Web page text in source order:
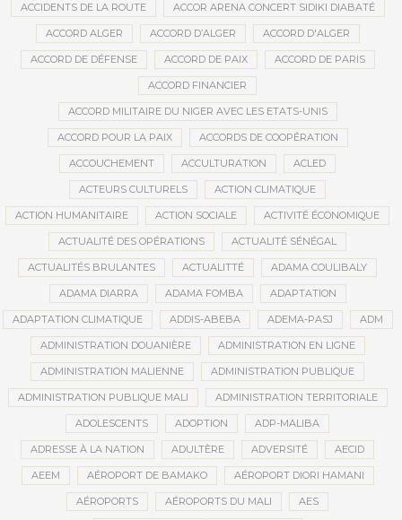
ACCIDENTS DE LA ROUTE ACCOR ARENA CONCERT SIDIKI DIABATÉ
ACCORD ALGER ACCORD D’ALGER ACCORD D'ALGER
ACCORD DE DÉFENSE ACCORD DE PAIX ACCORD DE PARIS
ACCORD FINANCIER
ACCORD MILITAIRE DU NIGER AVEC LES ETATS-UNIS
ACCORD POUR LA PAIX ACCORDS DE COOPÉRATION
ACCOUCHEMENT ACCULTURATION ACLED
ACTEURS CULTURELS ACTION CLIMATIQUE
ACTION HUMANITAIRE ACTION SOCIALE ACTIVITÉ ÉCONOMIQUE
ACTUALITÉ DES OPÉRATIONS ACTUALITÉ SÉNÉGAL
ACTUALITÉS BRULANTES ACTUALITTÉ ADAMA COULIBALY
ADAMA DIARRA ADAMA FOMBA ADAPTATION
ADAPTATION CLIMATIQUE ADDIS-ABEBA ADEMA-PASJ ADM
ADMINISTRATION DOUANIÈRE ADMINISTRATION EN LIGNE
ADMINISTRATION MALIENNE ADMINISTRATION PUBLIQUE
ADMINISTRATION PUBLIQUE MALI ADMINISTRATION TERRITORIALE
ADOLESCENTS ADOPTION ADP-MALIBA
ADRESSE À LA NATION ADULTÈRE ADVERSITÉ AECID
AEEM AÉROPORT DE BAMAKO AÉROPORT DIORI HAMANI
AÉROPORTS AÉROPORTS DU MALI AES